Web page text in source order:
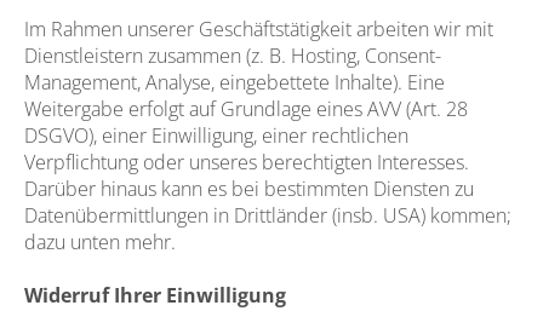
Im Rahmen unserer Geschäftstätigkeit arbeiten wir mit
Dienstleistern zusammen (z. B. Hosting, Consent-
Management, Analyse, eingebettete Inhalte). Eine
Weitergabe erfolgt auf Grundlage eines AVV (Art. 28
DSGVO), einer Einwilligung, einer rechtlichen
Verpflichtung oder unseres berechtigten Interesses.
Darüber hinaus kann es bei bestimmten Diensten zu
Datenübermittlungen in Drittländer (insb. USA) kommen;
dazu unten mehr.
Widerruf Ihrer Einwilligung